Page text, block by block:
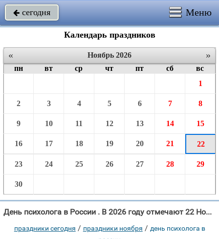
 сегодня Меню
Календарь праздников
« »
Ноябрь 2026
пн
вт ср чт пт сб
вс
1
2 3 4 5 6 7 8
9 10 11 12 13 14 15
16 17 18 19 20 21 22
23 24 25 26 27 28 29
30
День психолога в России . В 2026 году отмечают 22 Ноября.
праздники сегодня / праздники ноября / день психолога в